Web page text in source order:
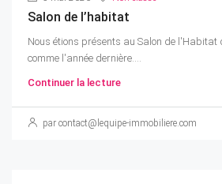
Salon de l’habitat
Nous étions présents au Salon de l'Habitat
comme l'année dernière....
Continuer la lecture
par contact@lequipe-immobiliere.com